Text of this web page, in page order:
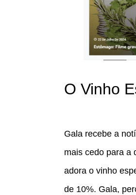
O Vinho
Gala recebe a
mais cedo para a
adora o vinho
de 10%. Gala,